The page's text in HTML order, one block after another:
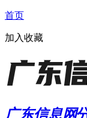
首页
加入收藏
广东信息网